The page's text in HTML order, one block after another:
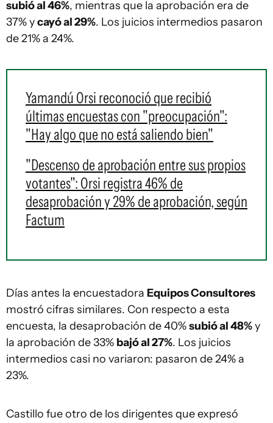
subió al 46%, mientras que la aprobación era de
37% ycayó al 29%. Los juicios intermedios pasaron
de 21% a 24%.
Yamandú Orsi reconoció que recibió
últimas encuestas con "preocupación":
"Hay algo que no está saliendo bien"
"Descenso de aprobación entre sus propios
votantes": Orsi registra 46% de
desaprobación y 29% de aprobación, según
Factum
Días antes la encuestadora Equipos Consultores
mostró cifras similares. Con respecto a esta
encuesta, la desaprobación de 40%subió al 48%y
la aprobación de 33% bajó al 27%. Los juicios
intermedios casi no variaron: pasaron de 24% a
23%.
Castillo fue otro de los dirigentes que expresó